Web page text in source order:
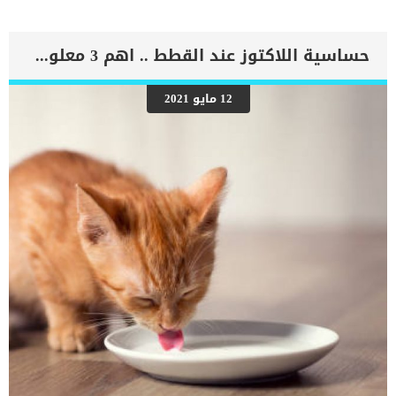
تصيب القطط والكلاب ايضا علامات اورام الشرج الحميدة عند القطط
القطط التي تعاني من الاورام الحميدة الشرجية سوف تظهر الإجهاد أو
الألم أثناء تمرير البراز. كما قد يكون البراز ملطخًا بالدم. اقرا ايضا:
اضطرابات كيس الشرج عند القطط “معلومات شاملة” الاسباب الكامنة خلف
اصابة القطة بورم شرجى حميد كما هو الحال بخصوص الاورام الغير
فحص جسدي شامل على قطتك ، مع الأخذ في الاعتبار تاريخ الأعراض
والحوادث المحتملة التي ربما تكون قد حدثت لها. تشمل بعض الاختبارات
الشائعة تعداد […]
حساسية اللاكتوز عند القطط .. اهم 3 معلومات
12 مايو 2021